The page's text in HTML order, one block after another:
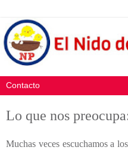
Lo que nos
Muchas veces escuchamos a